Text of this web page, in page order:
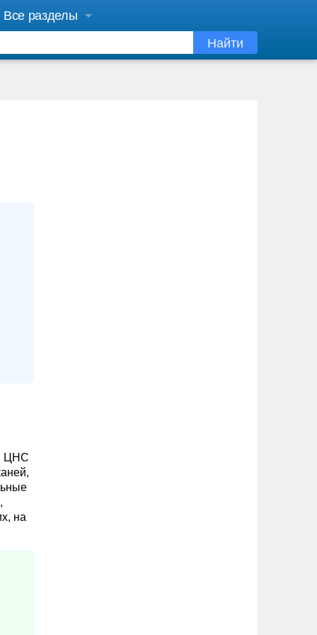
Все разделы
Найти
ЦНС
на